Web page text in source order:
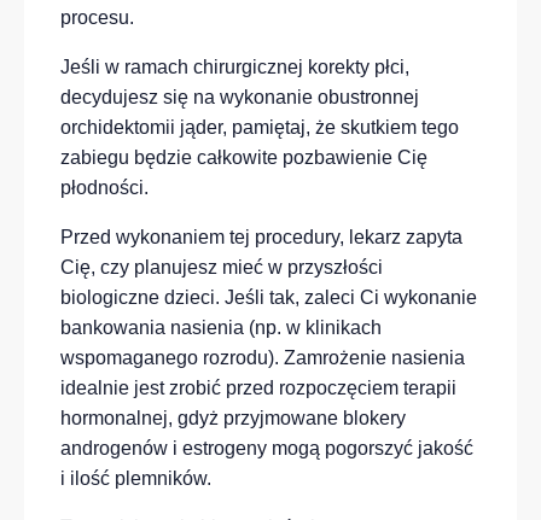
procesu.
Jeśli w ramach chirurgicznej korekty płci,
decydujesz się na wykonanie obustronnej
orchidektomii jąder, pamiętaj, że skutkiem tego
zabiegu będzie całkowite pozbawienie Cię
płodności.
Przed wykonaniem tej procedury, lekarz zapyta
Cię, czy planujesz mieć w przyszłości
biologiczne dzieci. Jeśli tak, zaleci Ci wykonanie
bankowania nasienia (np. w klinikach
wspomaganego rozrodu). Zamrożenie nasienia
idealnie jest zrobić przed rozpoczęciem terapii
hormonalnej, gdyż przyjmowane blokery
androgenów i estrogeny mogą pogorszyć jakość
i ilość plemników.